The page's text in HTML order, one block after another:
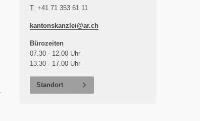
T: +41 71 353 61 11
kantonskanzlei@ar.ch
Bürozeiten
07.30 - 12.00 Uhr
13.30 - 17.00 Uhr
Standort